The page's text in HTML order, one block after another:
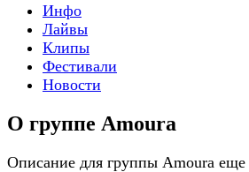
Инфо
Лайвы
Клипы
Фестивали
Новости
О группе Amoura
Описание для группы Amoura еще